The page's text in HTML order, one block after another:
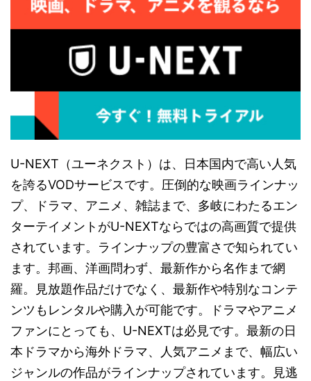
U-NEXT（ユーネクスト）は、日本国内で高い人気
を誇るVODサービスです。圧倒的な映画ラインナッ
プ、ドラマ、アニメ、雑誌まで、多岐にわたるエン
ターテイメントがU-NEXTならではの高画質で提供
されています。ラインナップの豊富さで知られてい
ます。邦画、洋画問わず、最新作から名作まで網
羅。見放題作品だけでなく、最新作や特別なコンテ
ンツもレンタルや購入が可能です。ドラマやアニメ
ファンにとっても、U-NEXTは必見です。最新の日
本ドラマから海外ドラマ、人気アニメまで、幅広い
ジャンルの作品がラインナップされています。見逃